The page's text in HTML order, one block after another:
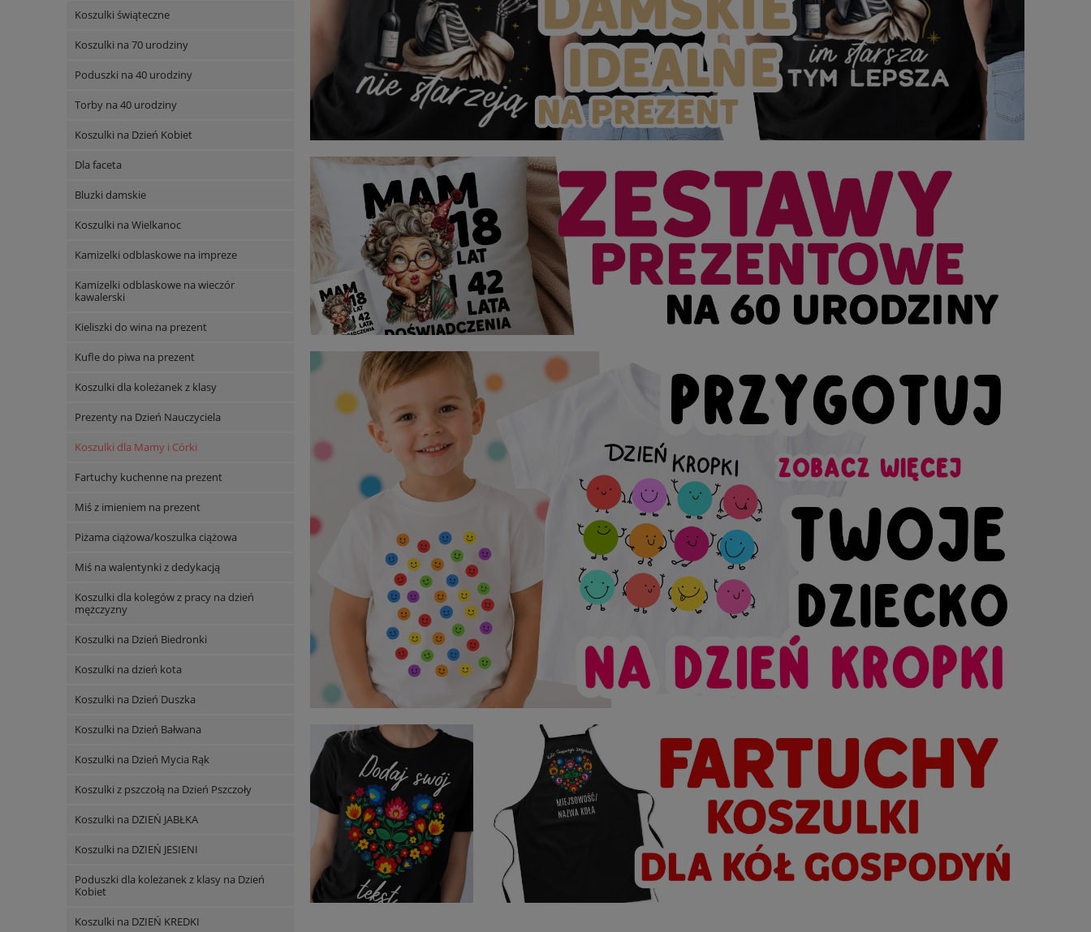
Koszulki świąteczne
Koszulki na 70 urodziny
Poduszki na 40 urodziny
Torby na 40 urodziny
Koszulki na Dzień Kobiet
Dla faceta
Bluzki damskie
Koszulki na Wielkanoc
Kamizelki odblaskowe na impreze
Kamizelki odblaskowe na wieczór
kawalerski
Kieliszki do wina na prezent
Kufle do piwa na prezent
Koszulki dla koleżanek z klasy
Prezenty na Dzień Nauczyciela
Koszulki dla Mamy i Córki
Fartuchy kuchenne na prezent
Miś z imieniem na prezent
Piżama ciążowa/koszulka ciążowa
Miś na walentynki z dedykacją
Koszulki dla kolegów z pracy na dzień
mężczyzny
Koszulki na Dzień Biedronki
Koszulki na dzień kota
Koszulki na Dzień Duszka
Koszulki na Dzień Bałwana
Koszulki na Dzień Mycia Rąk
Koszulki z pszczołą na Dzień Pszczoły
Koszulki na DZIEŃ JABŁKA
Koszulki na DZIEŃ JESIENI
Poduszki dla koleżanek z klasy na Dzień
Kobiet
Koszulki na DZIEŃ KREDKI